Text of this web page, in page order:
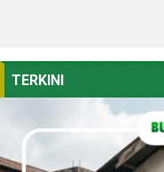
TERKINI